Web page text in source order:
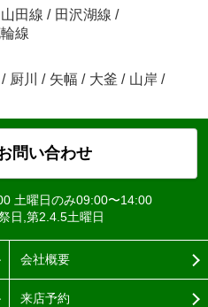
山田線 / 田沢湖線 /
線
/ 厨川 / 矢幅 / 大釜 / 山岸 /
問い合わせ
土曜日のみ09:00〜14:00
日,第2.4.5土曜日
会社概要
来店予約